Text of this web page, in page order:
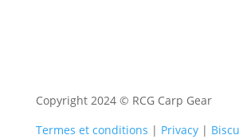
Copyright 2024 © RCG Carp Gear
Termes et conditions | Privacy|